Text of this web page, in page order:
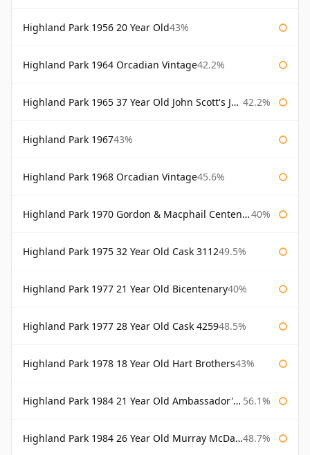
Highland Park 1956 20 Year Old43%
Highland Park 1964 Orcadian Vintage42.2%
Highland Park 1965 37 Year Old John Scott's John Scott's 42.2%
Highland Park 196743%
Highland Park 1968 Orcadian Vintage45.6%
Highland Park 1970 Gordon & Macphail Centenary Reserve 40%
Highland Park 1975 32 Year Old Cask 311249.5%
Highland Park 1977 21 Year Old Bicentenary40%
Highland Park 1977 28 Year Old Cask 425948.5%
Highland Park 1978 18 Year Old Hart Brothers43%
Highland Park 1984 21 Year Old Ambassador's Cask 56.1%
Highland Park 1984 26 Year Old Murray McDavid 48.7%